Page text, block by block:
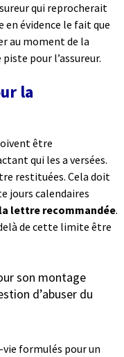
qui reprocherait
en évidence le fait que
au moment de la
pour l’assureur.
la
être
qui les a versées.
restituées. Cela doit
jours calendaires
lettre recommandée.
de cette limite être
son montage
d’abuser du
vie formulés pour un